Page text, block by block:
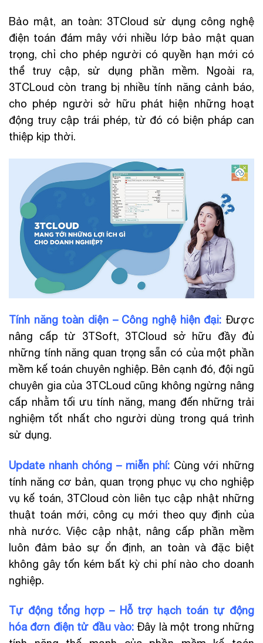
Bảo mật, an toàn: 3TCloud sử dụng công nghệ
điện toán đám mây với nhiều lớp bảo mật quan
trọng, chỉ cho phép người có quyền hạn mới có
thể truy cập, sử dụng phần mềm. Ngoài ra,
3TCLoud còn trang bị nhiều tính năng cảnh báo,
cho phép người sở hữu phát hiện những hoạt
động truy cập trái phép, từ đó có biện pháp can
thiệp kịp thời.
Tính năng toàn diện – Công nghệ hiện đại: Được
nâng cấp từ 3TSoft, 3TCloud sở hữu đầy đủ
những tính năng quan trọng sẵn có của một phần
mềm kế toán chuyên nghiệp. Bên cạnh đó, đội ngũ
chuyên gia của 3TCLoud cũng không ngừng nâng
cấp nhằm tối ưu tính năng, mang đến những trải
nghiệm tốt nhất cho người dùng trong quá trình
sử dụng.
Update nhanh chóng – miễn phí: Cùng với những
tính năng cơ bản, quan trọng phục vụ cho nghiệp
vụ kế toán, 3TCloud còn liên tục cập nhật những
thuật toán mới, công cụ mới theo quy định của
nhà nước. Việc cập nhật, nâng cấp phần mềm
luôn đảm bảo sự ổn định, an toàn và đặc biệt
không gây tốn kém bất kỳ chi phí nào cho doanh
nghiệp.
Tự động tổng hợp – Hỗ trợ hạch toán tự động
hóa đơn điện tử đầu vào: Đây là một trong những